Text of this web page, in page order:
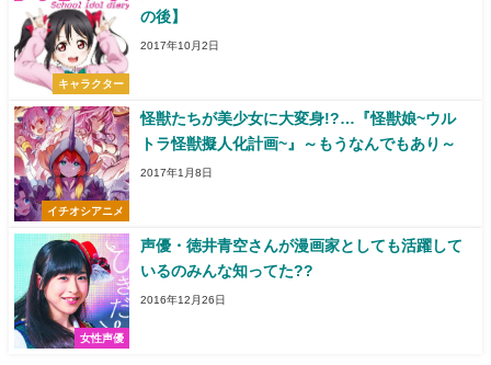
キャラクター
の後】
2017年10月2日
イチオシアニメ
怪獣たちが美少女に大変身!?…『怪獣娘~ウル
トラ怪獣擬人化計画~』～もうなんでもあり～
2017年1月8日
女性声優
声優・徳井青空さんが漫画家としても活躍して
いるのみんな知ってた??
2016年12月26日